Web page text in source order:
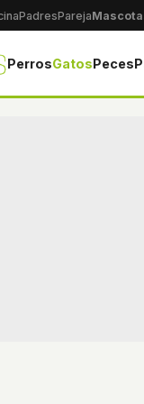
PadresPareja
PerrosGatosPeces